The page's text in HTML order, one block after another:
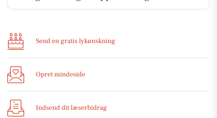
Send en gratis lykønskning
Opret mindeside
Indsend dit læserbidrag